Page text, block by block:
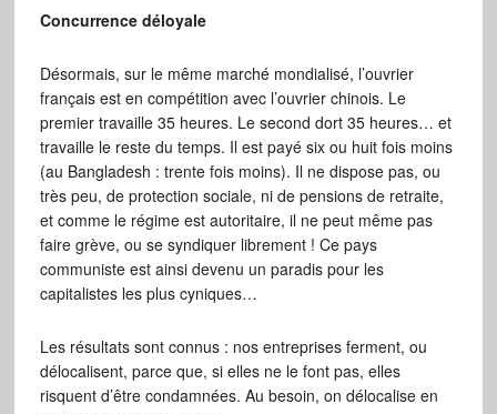
Concurrence déloyale
Désormais, sur le même marché mondialisé, l’ouvrier
français est en compétition avec l’ouvrier chinois. Le
premier travaille 35 heures. Le second dort 35 heures… et
travaille le reste du temps. Il est payé six ou huit fois moins
(au Bangladesh : trente fois moins). Il ne dispose pas, ou
très peu, de protection sociale, ni de pensions de retraite,
et comme le régime est autoritaire, il ne peut même pas
faire grève, ou se syndiquer librement ! Ce pays
communiste est ainsi devenu un paradis pour les
capitalistes les plus cyniques…
Les résultats sont connus : nos entreprises ferment, ou
délocalisent, parce que, si elles ne le font pas, elles
risquent d’être condamnées. Au besoin, on délocalise en